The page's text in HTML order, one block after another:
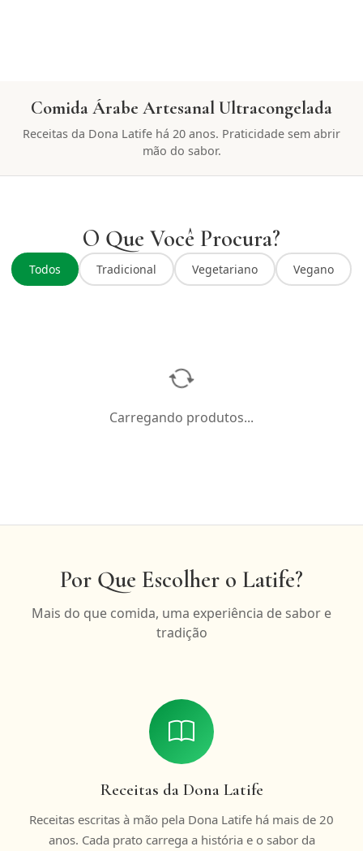
Comida Árabe Artesanal Ultracongelada
Receitas da Dona Latife há 20 anos. Praticidade sem abrir
mão do sabor.
O Que Você Procura?
Todos Tradicional Vegetariano Vegano
Carregando produtos...
Por Que Escolher o Latife?
Mais do que comida, uma experiência de sabor e
tradição
Receitas da Dona Latife
Receitas escritas à mão pela Dona Latife há mais de 20
anos. Cada prato carrega a história e o sabor da